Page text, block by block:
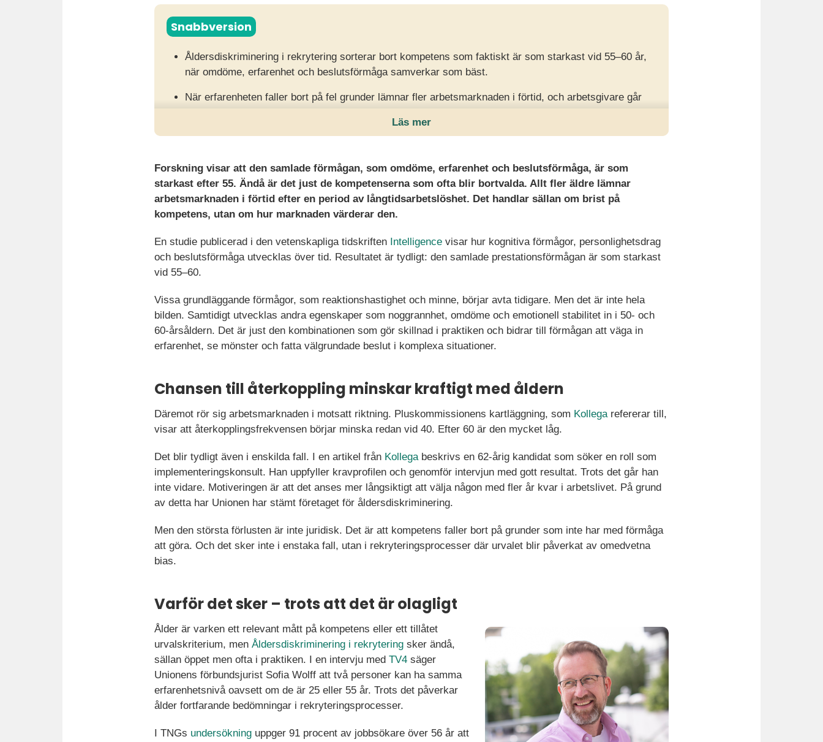
Snabbversion
Åldersdiskriminering i rekrytering sorterar bort kompetens som faktiskt är som starkast vid 55–60 år,
när omdöme, erfarenhet och beslutsförmåga samverkar som bäst.
När erfarenheten faller bort på fel grunder lämnar fler arbetsmarknaden i förtid, och arbetsgivare går
Anonymiserade ansökningar, tidiga tester och fokus på faktisk förmåga är det som avgör om rätt
Läs mer
Forskning visar att den samlade förmågan, som omdöme, erfarenhet och beslutsförmåga, är som
starkast efter 55. Ändå är det just de kompetenserna som ofta blir bortvalda. Allt fler äldre lämnar
arbetsmarknaden i förtid efter en period av långtidsarbetslöshet. Det handlar sällan om brist på
kompetens, utan om hur marknaden värderar den.
En studie publicerad i den vetenskapliga tidskriften Intelligence visar hur kognitiva förmågor, personlighetsdrag
och beslutsförmåga utvecklas över tid. Resultatet är tydligt: den samlade prestationsförmågan är som starkast
vid 55–60.
Vissa grundläggande förmågor, som reaktionshastighet och minne, börjar avta tidigare. Men det är inte hela
bilden. Samtidigt utvecklas andra egenskaper som noggrannhet, omdöme och emotionell stabilitet in i 50- och
60-årsåldern. Det är just den kombinationen som gör skillnad i praktiken och bidrar till förmågan att väga in
erfarenhet, se mönster och fatta välgrundade beslut i komplexa situationer.
Chansen till återkoppling minskar kraftigt med åldern
Däremot rör sig arbetsmarknaden i motsatt riktning. Pluskommissionens kartläggning, som Kollegarefererar till,
visar att återkopplingsfrekvensen börjar minska redan vid 40. Efter 60 är den mycket låg.
Det blir tydligt även i enskilda fall. I en artikel från Kollegabeskrivs en 62-årig kandidat som söker en roll som
implementeringskonsult. Han uppfyller kravprofilen och genomför intervjun med gott resultat. Trots det går han
inte vidare. Motiveringen är att det anses mer långsiktigt att välja någon med fler år kvar i arbetslivet. På grund
av detta har Unionen har stämt företaget för åldersdiskriminering.
Men den största förlusten är inte juridisk. Det är att kompetens faller bort på grunder som inte har med förmåga
att göra. Och det sker inte i enstaka fall, utan i rekryteringsprocesser där urvalet blir påverkat av omedvetna
bias.
Varför det sker – trots att det är olagligt
Ålder är varken ett relevant mått på kompetens eller ett tillåtet
urvalskriterium, men Åldersdiskriminering i rekrytering sker ändå,
sällan öppet men ofta i praktiken. I en intervju med TV4 säger
Unionens förbundsjurist Sofia Wolff att två personer kan ha samma
erfarenhetsnivå oavsett om de är 25 eller 55 år. Trots det påverkar
ålder fortfarande bedömningar i rekryteringsprocesser.
I TNGs undersökning uppger 91 procent av jobbsökare över 56 år att